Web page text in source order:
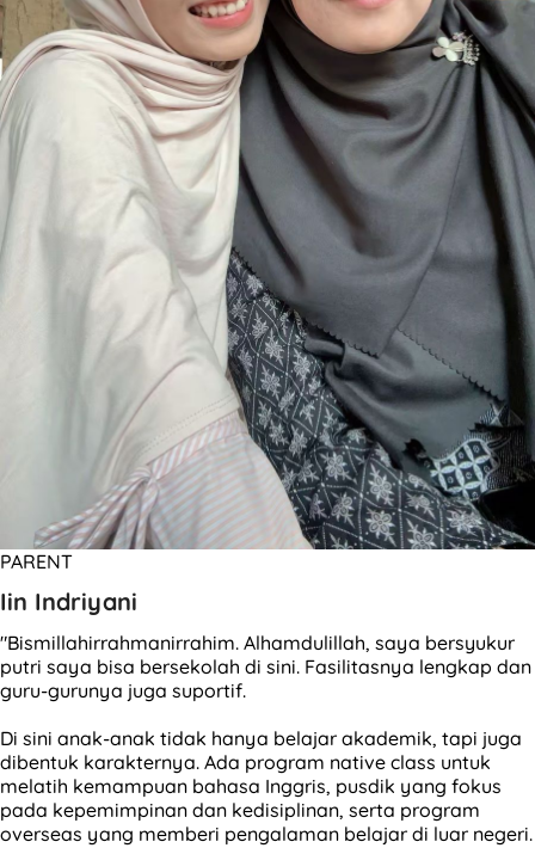
PARENT
Iin Indriyani
"Bismillahirrahmanirrahim. Alhamdulillah, saya bersyukur
putri saya bisa bersekolah di sini. Fasilitasnya lengkap dan
guru-gurunya juga suportif.
Di sini anak-anak tidak hanya belajar akademik, tapi juga
dibentuk karakternya. Ada program native class untuk
melatih kemampuan bahasa Inggris, pusdik yang fokus
pada kepemimpinan dan kedisiplinan, serta program
overseas yang memberi pengalaman belajar di luar negeri.